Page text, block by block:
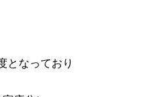
となっており